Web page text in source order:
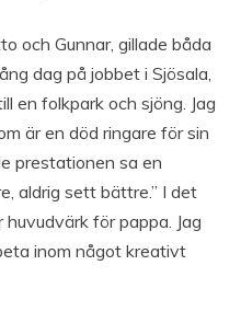
och Gunnar, gillade båda
dag på jobbet i Sjösala,
en folkpark och sjöng. Jag
är en död ringare för sin
prestationen sa en
aldrig sett bättre.” I det
för pappa. Jag
inom något kreativt